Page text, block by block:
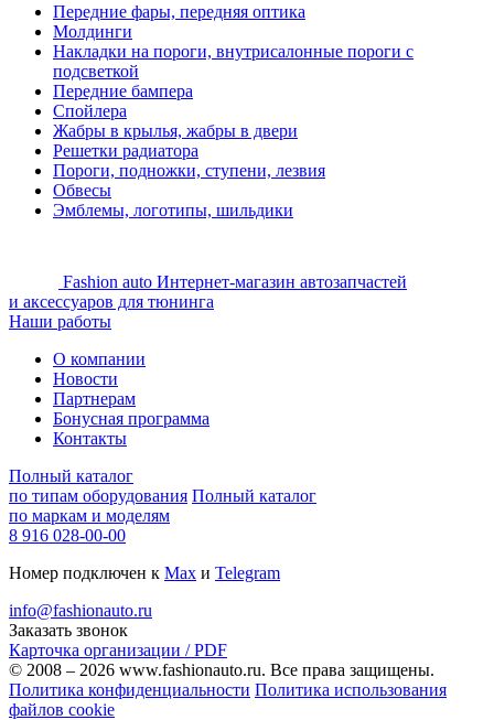
Передние фары, передняя оптика
Молдинги
Накладки на пороги, внутрисалонные пороги с
подсветкой
Передние бампера
Спойлера
Жабры в крылья, жабры в двери
Решетки радиатора
Пороги, подножки, ступени, лезвия
Обвесы
Эмблемы, логотипы, шильдики
Fashion auto Интернет-магазин автозапчастей
и аксессуаров для тюнинга
Наши работы
О компании
Новости
Партнерам
Бонусная программа
Контакты
Полный каталог
по типам оборудования Полный каталог
по маркам и моделям
8 916 028-00-00
Номер подключен к Max и Telegram
info@fashionauto.ru
Заказать звонок
Карточка организации / PDF
© 2008 – 2026 www.fashionauto.ru. Все права защищены.
Политика конфиденциальности Политика использования
файлов cookie